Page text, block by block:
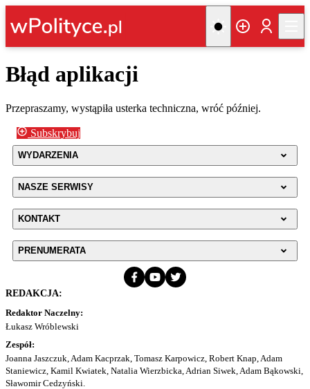
Błąd aplikacji
Przepraszamy, wystąpiła usterka techniczna, wróć później.
Subskrybuj
WYDARZENIA
NASZE SERWISY
KONTAKT
PRENUMERATA
REDAKCJA:
Redaktor Naczelny:
Łukasz Wróblewski
Zespół:
Joanna Jaszczuk, Adam Kacprzak, Tomasz Karpowicz, Robert Knap, Adam
Staniewicz, Kamil Kwiatek, Natalia Wierzbicka, Adrian Siwek, Adam Bąkowski,
Sławomir Cedzyński.